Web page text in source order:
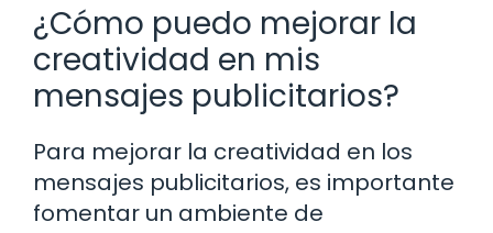
¿Cómo puedo mejorar la
creatividad en mis
mensajes publicitarios?
Para mejorar la creatividad en los
mensajes publicitarios, es importante
fomentar un ambiente de